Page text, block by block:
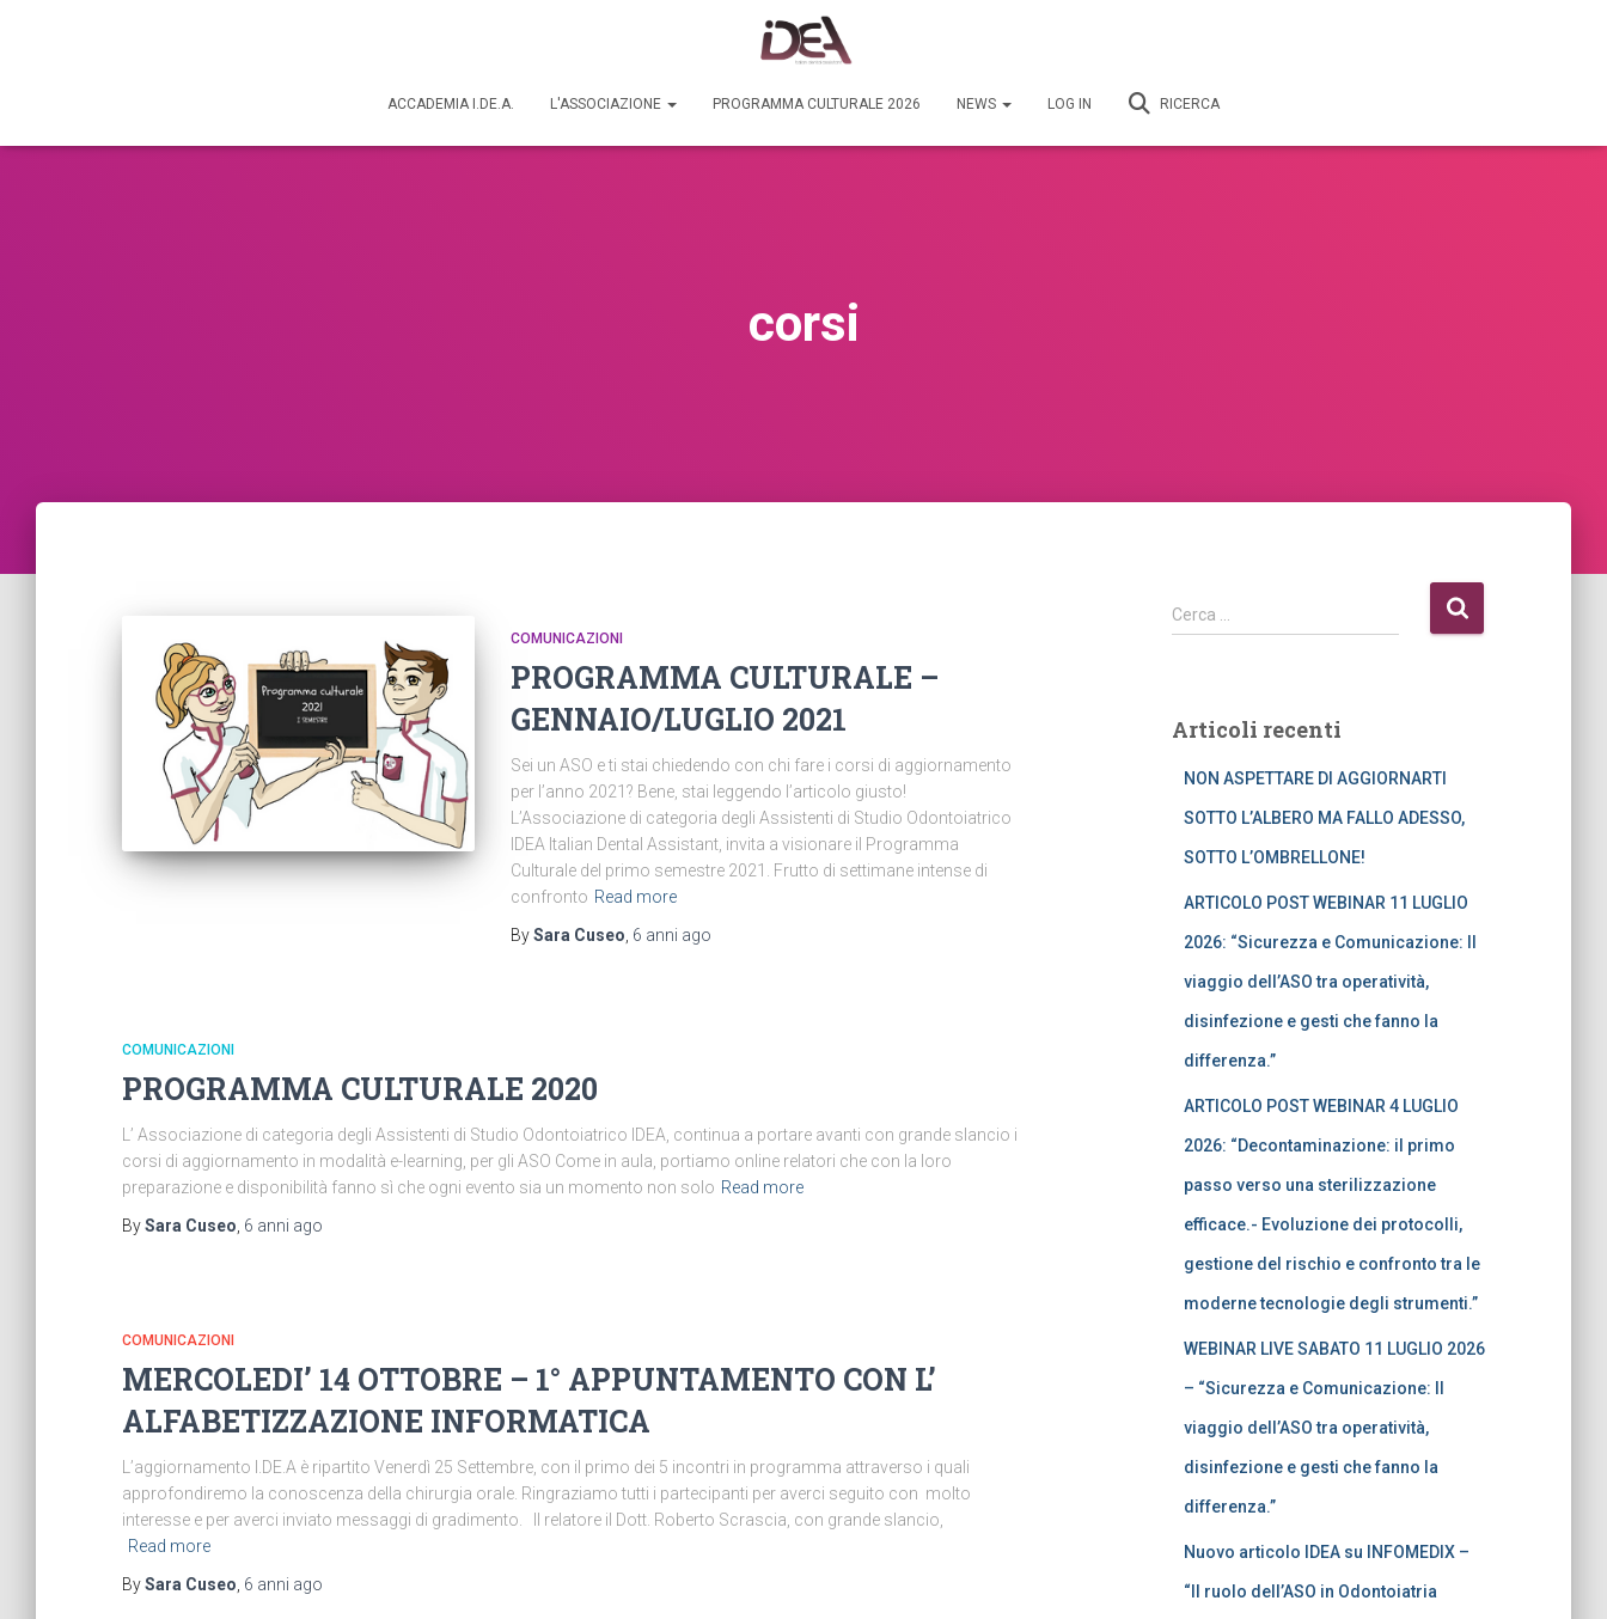
ACCADEMIA I.DE.A. L'ASSOCIAZIONE PROGRAMMA CULTURALE 2026 NEWS LOG IN RICERCA
corsi
COMUNICAZIONI
PROGRAMMA CULTURALE –
GENNAIO/LUGLIO 2021
Sei un ASO e ti stai chiedendo con chi fare i corsi di aggiornamento
per l’anno 2021? Bene, stai leggendo l’articolo giusto!
L’Associazione di categoria degli Assistenti di Studio Odontoiatrico
IDEA Italian Dental Assistant, invita a visionare il Programma
Culturale del primo semestre 2021. Frutto di settimane intense di
confronto Read more
BySara Cuseo 6 anni ago
COMUNICAZIONI
PROGRAMMA CULTURALE 2020
L’ Associazione di categoria degli Assistenti di Studio Odontoiatrico IDEA, continua a portare avanti con grande slancio i
corsi di aggiornamento in modalità e-learning, per gli ASO Come in aula, portiamo online relatori che con la loro
preparazione e disponibilità fanno sì che ogni evento sia un momento non solo Read more
BySara Cuseo 6 anni ago
COMUNICAZIONI
MERCOLEDI’ 14 OTTOBRE – 1° APPUNTAMENTO CON L’
ALFABETIZZAZIONE INFORMATICA
L’aggiornamento I.DE.A è ripartito Venerdì 25 Settembre, con il primo dei 5 incontri in programma attraverso i quali
approfondiremo la conoscenza della chirurgia orale. Ringraziamo tutti i partecipanti per averci seguito con molto
interesse e per averci inviato messaggi di gradimento. Il relatore il Dott. Roberto Scrascia, con grande slancio,
Read more
BySara Cuseo 6 anni ago
R
i
c
Cerca …
Articoli recenti
NON ASPETTARE DI AGGIORNARTI
SOTTO L’ALBERO MA FALLO ADESSO,
SOTTO L’OMBRELLONE!
ARTICOLO POST WEBINAR 11 LUGLIO
2026: “Sicurezza e Comunicazione: Il
viaggio dell’ASO tra operatività,
disinfezione e gesti che fanno la
differenza.”
ARTICOLO POST WEBINAR 4 LUGLIO
2026: “Decontaminazione: il primo
passo verso una sterilizzazione
efficace.- Evoluzione dei protocolli,
gestione del rischio e confronto tra le
moderne tecnologie degli strumenti.”
WEBINAR LIVE SABATO 11 LUGLIO 2026
– “Sicurezza e Comunicazione: Il
viaggio dell’ASO tra operatività,
disinfezione e gesti che fanno la
differenza.”
Nuovo articolo IDEA su INFOMEDIX –
“Il ruolo dell’ASO in Odontoiatria